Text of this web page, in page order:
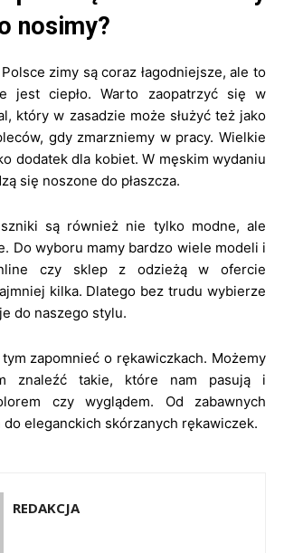
nosimy?
zimy są coraz łagodniejsze, ale to
jest ciepło. Warto zaopatrzyć się w
który w zasadzie może służyć też jako
gdy zmarzniemy w pracy. Wielkie
dodatek dla kobiet. W męskim wydaniu
się noszone do płaszcza.
są również nie tylko modne, ale
Do wyboru mamy bardzo wiele modeli i
czy sklep z odzieżą w ofercie
kilka. Dlatego bez trudu wybierze
do naszego stylu.
zapomnieć o rękawiczkach. Możemy
znaleźć takie, które nam pasują i
czy wyglądem. Od zabawnych
eleganckich skórzanych rękawiczek.
REDAKCJA